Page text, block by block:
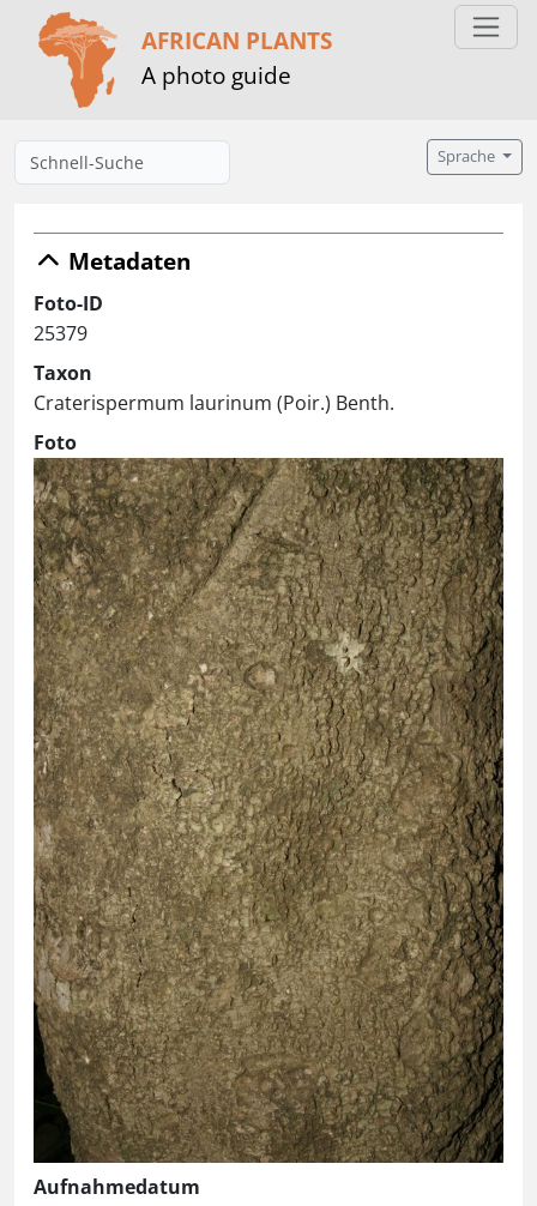
AFRICAN PLANTS
A photo guide
Sprache
Metadaten
Foto-ID
25379
Taxon
Craterispermum laurinum (Poir.) Benth.
Foto
Aufnahmedatum